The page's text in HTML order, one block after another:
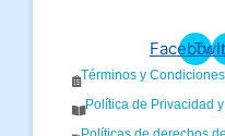
Facebook
Términos y
Política de Privacidad